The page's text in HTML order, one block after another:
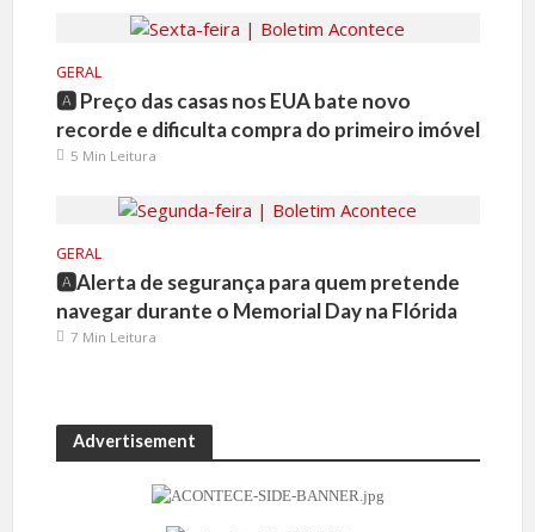
GERAL
🅰️ Preço das casas nos EUA bate novo
recorde e dificulta compra do primeiro imóvel
5 Min Leitura
GERAL
🅰️Alerta de segurança para quem pretende
navegar durante o Memorial Day na Flórida
7 Min Leitura
Advertisement